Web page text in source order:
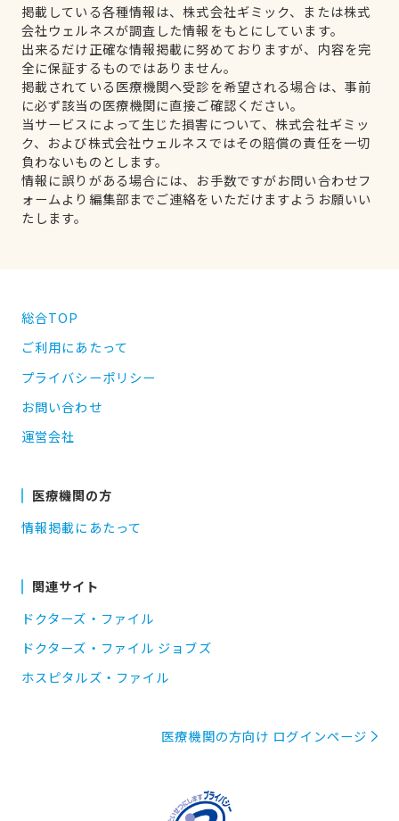
掲載している各種情報は、株式会社ギミック、または株式
会社ウェルネスが調査した情報をもとにしています。
出来るだけ正確な情報掲載に努めておりますが、内容を完
全に保証するものではありません。
掲載されている医療機関へ受診を希望される場合は、事前
に必ず該当の医療機関に直接ご確認ください。
当サービスによって生じた損害について、株式会社ギミッ
ク、および株式会社ウェルネスではその賠償の責任を一切
負わないものとします。
情報に誤りがある場合には、お手数ですがお問い合わせフ
ォームより編集部までご連絡をいただけますようお願いい
たします。
総合TOP
ご利用にあたって
プライバシーポリシー
お問い合わせ
運営会社
医療機関の方
情報掲載にあたって
関連サイト
ドクターズ・ファイル
ドクターズ・ファイル ジョブズ
ホスピタルズ・ファイル
医療機関の方向け ログインページ